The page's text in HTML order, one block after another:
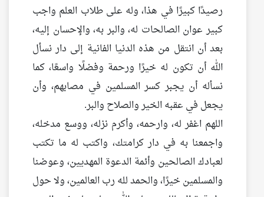
رصيدًا كبيرًا في هذا، وله على طلاب العلم واجب
كبير عوان الصالحات له، والبر به، والإحسان إليه،
بعد أن انتقل من هذه الدنيا الفانية إلى دار نسأل
الله أن تكون له خيرًا ورحمة وفضلًا واسعًا، كما
نسأله أن يجبر كسر المسلمين في مصابهم، وأن
يجعل في عقبه الخير والصلاح والبر.
اللهم اغفر له، وارحمه، وأكرم نزله، ووسع مدخله،
واجمعنا به في دار كرامتك، واكتب له ما تكتب
لعبادك الصالحين وأئمة الدعوة المهديين، وعوضنا
والمسلمين خيرًا، والحمد لله رب العالمين، ولا حول